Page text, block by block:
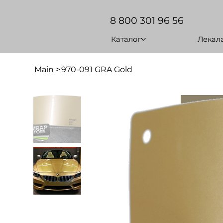
8 800 301 96 56
Каталог
Main >970-091 GRA Gold